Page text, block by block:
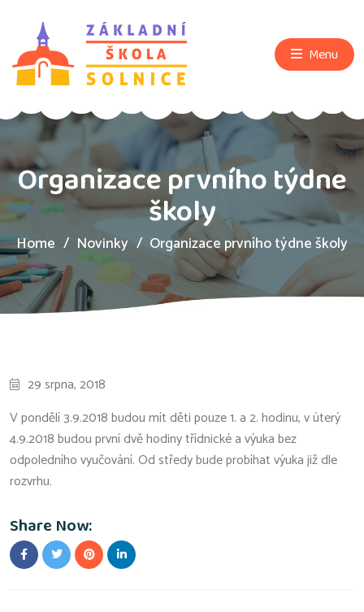
Menu
Organizace prvního týdne
školy
Home Novinky Organizace prvního týdne školy
29 srpna, 2018
V pondělí 3.9.2018 budou mít děti pouze 1. a 2. hodinu, v úterý
4.9.2018 budou první dvě hodiny třídnické a výuka bez
odpoledního vyučování. Od středy bude probíhat výuka již dle
rozvrhu.
Share Now: